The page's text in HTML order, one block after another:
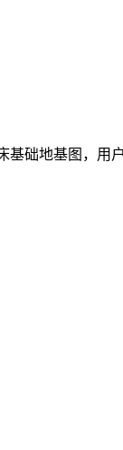
础地基图，用